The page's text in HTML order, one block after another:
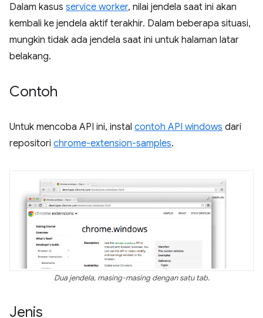
Dalam kasus service worker, nilai jendela saat ini akan
kembali ke jendela aktif terakhir. Dalam beberapa situasi,
mungkin tidak ada jendela saat ini untuk halaman latar
belakang.
Contoh
Untuk mencoba API ini, instal contoh API windows dari
repositori chrome-extension-samples.
Dua jendela, masing-masing dengan satu tab.
Jenis